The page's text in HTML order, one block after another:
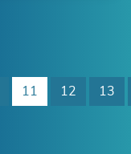
11 12 13